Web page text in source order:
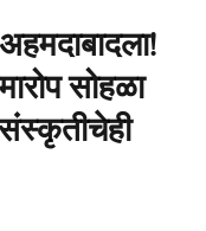
सोहळा